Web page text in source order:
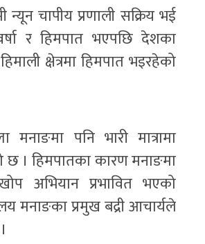
न्यून चापीय प्रणाली सक्रिय भई
र हिमपात भएपछि देशका
क्षेत्रमा हिमपात भइरहेको
मनाङमा पनि भारी मात्रामा
छ । हिमपातका कारण मनाङमा
अभियान प्रभावित भएको
मनाङका प्रमुख बद्री आचार्यले